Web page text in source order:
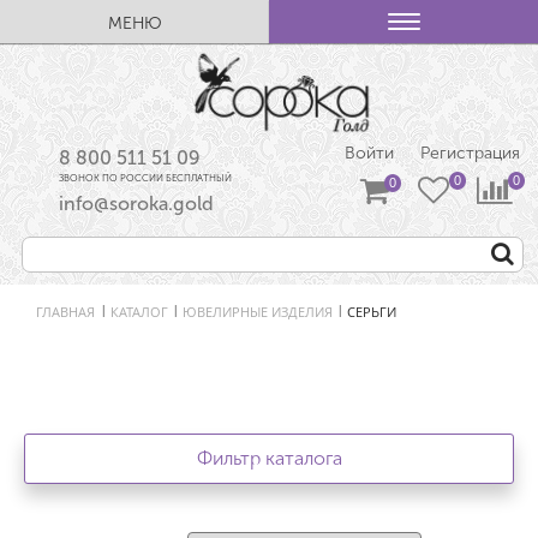
МЕНЮ
8 800 511 51 09
ЗВОНОК ПО РОССИИ БЕСПЛАТНЫЙ
info@soroka.gold
Войти Регистрация
ГЛАВНАЯ КАТАЛОГ ЮВЕЛИРНЫЕ ИЗДЕЛИЯ СЕРЬГИ
Фильтр каталога